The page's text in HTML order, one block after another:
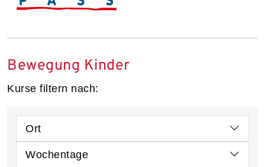
Bewegung Kinder
Kurse filtern nach:
Ort
Wochentage